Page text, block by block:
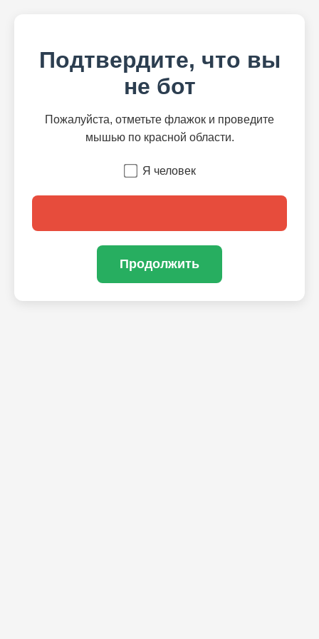
Подтвердите, что вы
не бот
Пожалуйста, отметьте флажок и проведите
мышью по красной области.
Я человек
Продолжить